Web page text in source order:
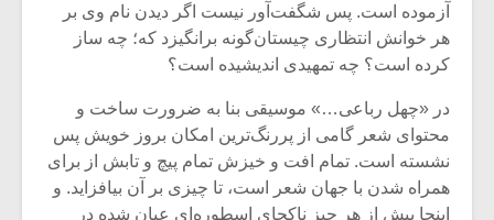
آزموده است. پس شگفت‌آور نیست اگر دیدن نام وی بر
هر خوانش انتظاری چیستان‌گونه برانگیزد که؛ چه ساز
کرده است؟ چه تمهیدی اندیشیده است؟
در «چهل رباعی…» موسیقی بنا به ضرورت ساخت و
محتوای شعر گامی از پررنگ‌ترین امکان بروز خویش پس
نشسته است. تمام افت و خیزش تمام پیچ و تابش از برای
همراه شدن با جهان شعر است، تا چیزی بر آن بیافزاید. و
اینجا بیش از هر چیز ناکجای اسطوره‌ای عیان شده در
میکلوش روژا
یادداشتی بر موسیقی